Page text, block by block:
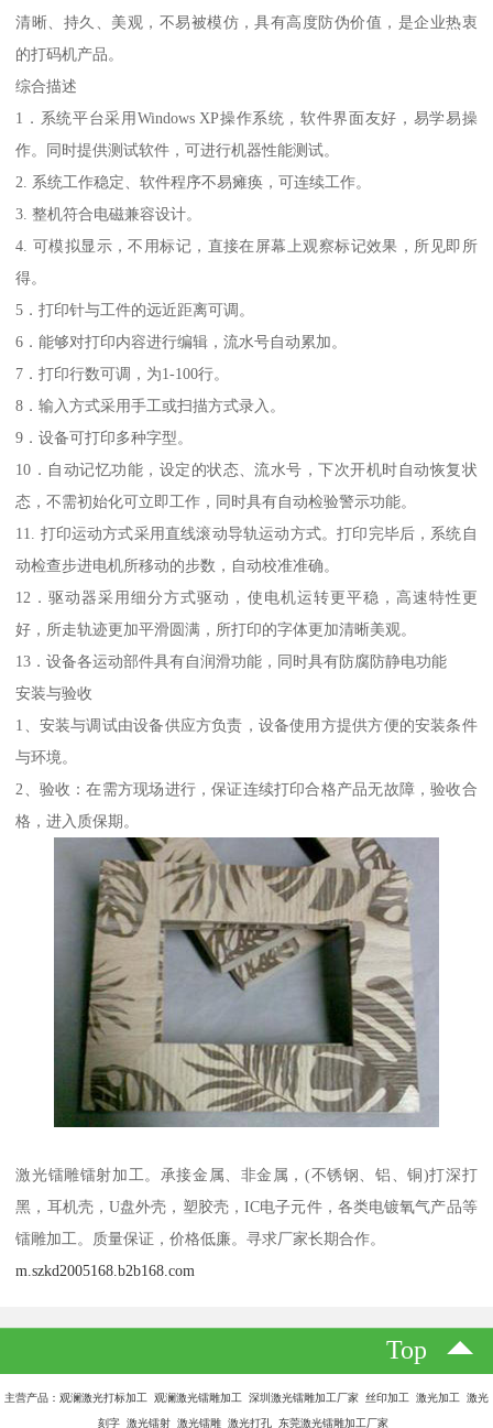
清晰、持久、美观，不易被模仿，具有高度防伪价值，是企业热衷
的打码机产品。
综合描述
1．系统平台采用Windows XP操作系统，软件界面友好，易学易操
作。同时提供测试软件，可进行机器性能测试。
2. 系统工作稳定、软件程序不易瘫痪，可连续工作。
3. 整机符合电磁兼容设计。
4. 可模拟显示，不用标记，直接在屏幕上观察标记效果，所见即所
得。
5．打印针与工件的远近距离可调。
6．能够对打印内容进行编辑，流水号自动累加。
7．打印行数可调，为1-100行。
8．输入方式采用手工或扫描方式录入。
9．设备可打印多种字型。
10．自动记忆功能，设定的状态、流水号，下次开机时自动恢复状
态，不需初始化可立即工作，同时具有自动检验警示功能。
11. 打印运动方式采用直线滚动导轨运动方式。打印完毕后，系统自
动检查步进电机所移动的步数，自动校准准确。
12．驱动器采用细分方式驱动，使电机运转更平稳，高速特性更
好，所走轨迹更加平滑圆满，所打印的字体更加清晰美观。
13．设备各运动部件具有自润滑功能，同时具有防腐防静电功能
安装与验收
1、安装与调试由设备供应方负责，设备使用方提供方便的安装条件
与环境。
2、验收：在需方现场进行，保证连续打印合格产品无故障，验收合
格，进入质保期。
激光镭雕镭射加工。承接金属、非金属，(不锈钢、铝、铜)打深打
黑，耳机壳，U盘外壳，塑胶壳，IC电子元件，各类电镀氧气产品等
镭雕加工。质量保证，价格低廉。寻求厂家长期合作。
m.szkd2005168.b2b168.com
Top
主营产品：观澜激光打标加工 观澜激光镭雕加工 深圳激光镭雕加工厂家 丝印加工 激光加工 激光
刻字 激光镭射 激光镭雕 激光打孔 东莞激光镭雕加工厂家